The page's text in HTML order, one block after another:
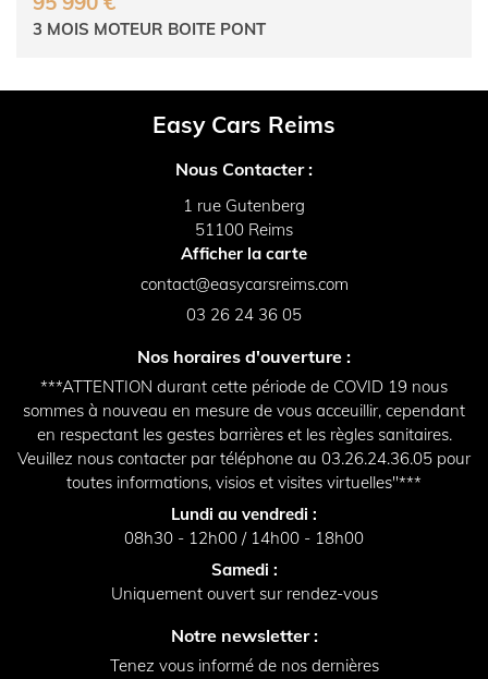
3 MOIS MOTEUR BOITE PONT
Easy Cars Reims
Nous Contacter :
1 rue Gutenberg
51100 Reims
Afficher la carte
03 26 24 36 05
Nos horaires d'ouverture :
***ATTENTION durant cette période de COVID 19 nous
sommes à nouveau en mesure de vous acceuillir, cependant
en respectant les gestes barrières et les règles sanitaires.
Veuillez nous contacter par téléphone au 03.26.24.36.05 pour
toutes informations, visios et visites virtuelles"***
Lundi au vendredi :
08h30 - 12h00 / 14h00 - 18h00
Samedi :
Uniquement ouvert sur rendez-vous
Notre newsletter :
Tenez vous informé de nos dernières